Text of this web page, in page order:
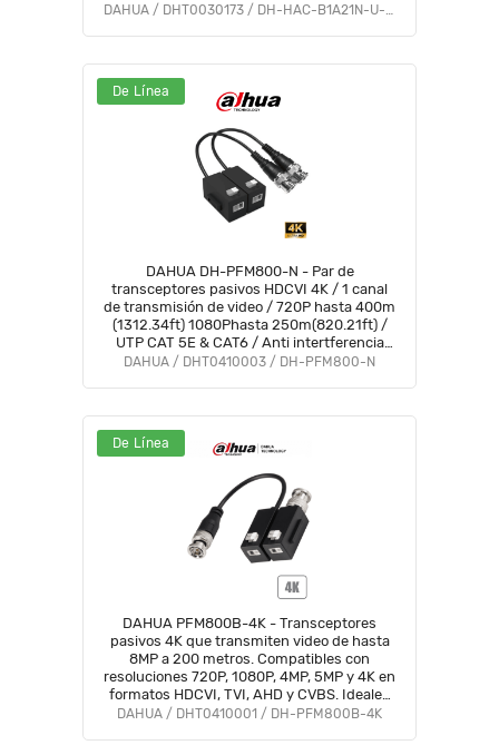
DAHUA / DHT0030173 / DH-HAC-B1A21N-U-0280B
De Línea
DAHUA DH-PFM800-N - Par de
transceptores pasivos HDCVI 4K / 1 canal
de transmisión de video / 720P hasta 400m
(1312.34ft) 1080Phasta 250m(820.21ft) /
UTP CAT 5E & CAT6 / Anti intertferencia
hasta 60db / Compatible con formatos
DAHUA / DHT0410003 / DH-PFM800-N
De Línea
DAHUA PFM800B-4K - Transceptores
pasivos 4K que transmiten video de hasta
8MP a 200 metros. Compatibles con
resoluciones 720P, 1080P, 4MP, 5MP y 4K en
formatos HDCVI, TVI, AHD y CVBS. Ideales
para vigilancia en alta resolución y largas
DAHUA / DHT0410001 / DH-PFM800B-4K